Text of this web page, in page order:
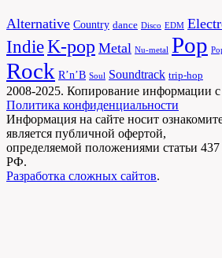
Alternative Country dance Disco EDM
IndieK-pop Metal Nu-metal Pop
Rock R’n’B Soul Soundtrack trip-hop
2008-2025. Копирование информации с
Политика конфиденциальности
Информация на сайте носит
является публичной офертой,
определяемой положениями статьи 437
РФ.
Разработка сложных сайтов.